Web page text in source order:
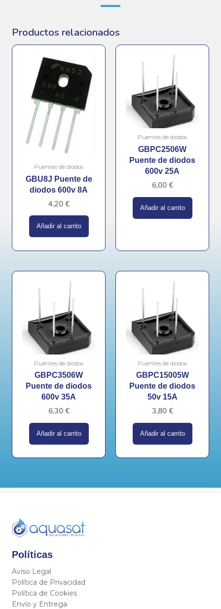
Productos relacionados
Puentes de diodos
GBU8J Puente de
diodos 600v 8A
4,20 €
Añadir al carrito
Puentes de diodos
GBPC2506W
Puente de diodos
600v 25A
6,00 €
Añadir al carrito
Puentes de diodos
GBPC3506W
Puente de diodos
600v 35A
6,30 €
Añadir al carrito
Puentes de diodos
GBPC15005W
Puente de diodos
50v 15A
3,80 €
Añadir al carrito
Políticas
Aviso Legal
Política de Privacidad
Política de Cookies
Envío y Entrega